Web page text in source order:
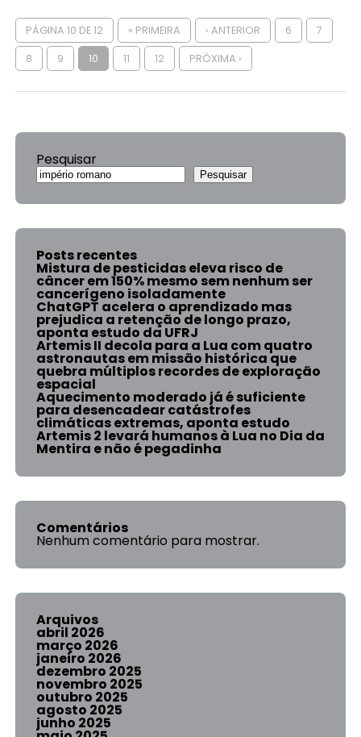
PÁGINA 10 DE 12 « PRIMEIRA ‹ ANTERIOR 6 7
8 9 10 11 12 PRÓXIMA ›
Pesquisar
Pesquisar
Posts recentes
Mistura de pesticidas eleva risco de
câncer em 150% mesmo sem nenhum ser
cancerígeno isoladamente
ChatGPT acelera o aprendizado mas
prejudica a retenção de longo prazo,
aponta estudo da UFRJ
Artemis II decola para a Lua com quatro
astronautas em missão histórica que
quebra múltiplos recordes de exploração
espacial
Aquecimento moderado já é suficiente
para desencadear catástrofes
climáticas extremas, aponta estudo
Artemis 2 levará humanos à Lua no Dia da
Mentira e não é pegadinha
Comentários
Nenhum comentário para mostrar.
Arquivos
abril 2026
março 2026
janeiro 2026
dezembro 2025
novembro 2025
outubro 2025
agosto 2025
junho 2025